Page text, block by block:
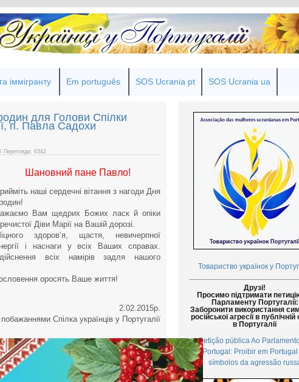
іммігранту Em português SOS Ucrania pt SOS Ucrania ua
для Голови Спілки
п. Павла Садохи
Перегляди: 6342
Шановний пане Павло!
наші сердечні вітання з нагоди Дня
Вам щедрих Божих ласк й опіки
Діви Марії на Вашій дорозі.
здоров’я, щастя, невичерпної
і наснаги у всіх Ваших справах.
всіх намірів задля нашого
оросять Ваше життя!
2.02.2015р.
Спілка українців у Португалії
Товариство українок у
Друзі!
Просимо підтримати
Парламенту Португалії:
Заборонити використання
російської агресії в
в Португалії
Petição pública Ao
Portugal: Proibir em Portugal
símbolos da agressão